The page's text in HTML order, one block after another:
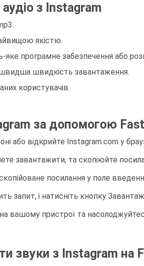
з Instagram
якістю.
яке програмне забезпечення або
швидкість завантаження.
користувачів.
за допомогою
або відкрийте Instagram.com у
завантажити, та скопіюйте
посилання у поле
запит, і натисніть кнопку
вашому пристрої та
звуки з Instagram на